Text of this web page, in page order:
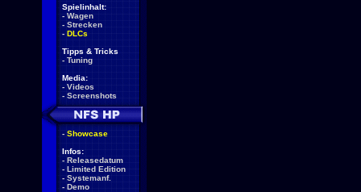
Spielinhalt:
- Wagen
- Strecken
- DLCs
Tipps & Tricks
- Tuning
Media:
- Videos
- Screenshots
- Showcase
Infos:
- Releasedatum
- Limited Edition
- Systemanf.
- Demo